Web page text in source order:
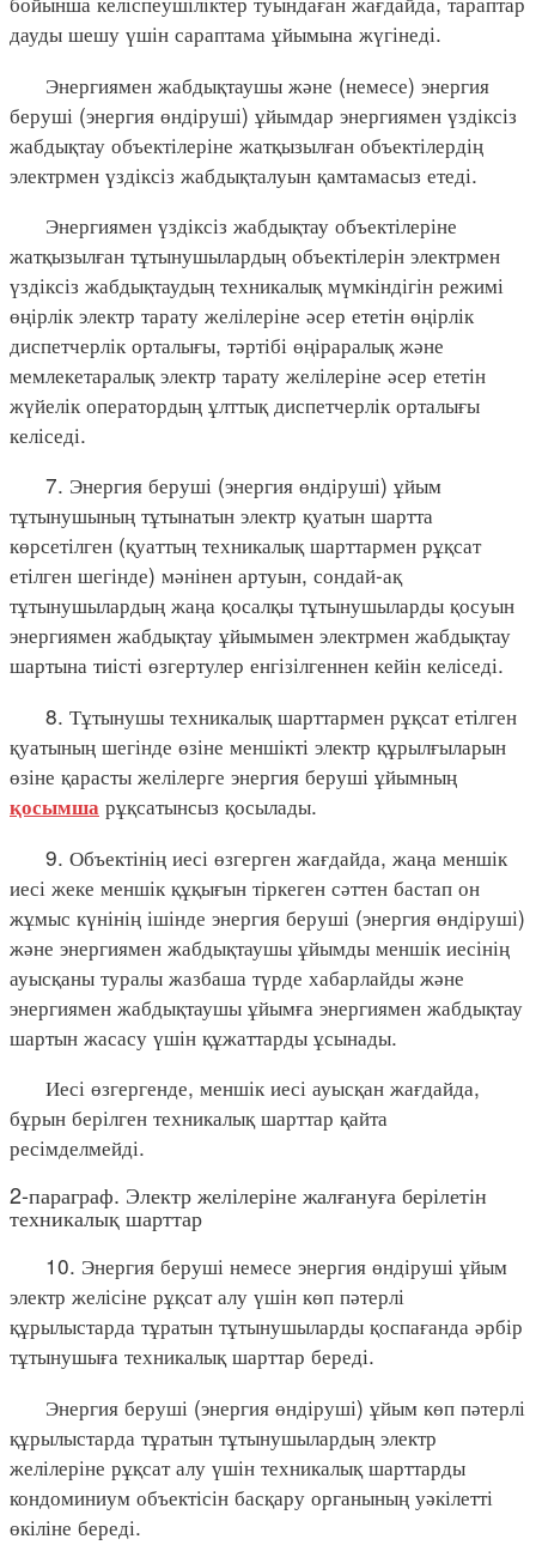
дауды шешу үшін сараптама ұйымына жүгінеді.
Энергиямен жабдықтаушы және (немесе) энергия
беруші (энергия өндіруші) ұйымдар энергиямен үздіксіз
жабдықтау объектілеріне жатқызылған объектілердің
электрмен үздіксіз жабдықталуын қамтамасыз етеді.
Энергиямен үздіксіз жабдықтау объектілеріне
жатқызылған тұтынушылардың объектілерін электрмен
үздіксіз жабдықтаудың техникалық мүмкіндігін режимі
өңірлік электр тарату желілеріне әсер ететін өңірлік
диспетчерлік орталығы, тәртібі өңіраралық және
мемлекетаралық электр тарату желілеріне әсер ететін
жүйелік оператордың ұлттық диспетчерлік орталығы
келіседі.
7. Энергия беруші (энергия өндіруші) ұйым
тұтынушының тұтынатын электр қуатын шартта
көрсетілген (қуаттың техникалық шарттармен рұқсат
етілген шегінде) мәнінен артуын, сондай-ақ
тұтынушылардың жаңа қосалқы тұтынушыларды қосуын
энергиямен жабдықтау ұйымымен электрмен жабдықтау
шартына тиісті өзгертулер енгізілгеннен кейін келіседі.
8. Тұтынушы техникалық шарттармен рұқсат етілген
қуатының шегінде өзіне меншікті электр құрылғыларын
өзіне қарасты желілерге энергия беруші ұйымның
қосымша рұқсатынсыз қосылады.
9. Объектінің иесі өзгерген жағдайда, жаңа меншік
иесі жеке меншік құқығын тіркеген сәттен бастап он
жұмыс күнінің ішінде энергия беруші (энергия өндіруші)
және энергиямен жабдықтаушы ұйымды меншік иесінің
ауысқаны туралы жазбаша түрде хабарлайды және
энергиямен жабдықтаушы ұйымға энергиямен жабдықтау
шартын жасасу үшін құжаттарды ұсынады.
Иесі өзгергенде, меншік иесі ауысқан жағдайда,
бұрын берілген техникалық шарттар қайта
ресімделмейді.
2-параграф. Электр желілеріне жалғануға берілетін
техникалық шарттар
10. Энергия беруші немесе энергия өндіруші ұйым
электр желісіне рұқсат алу үшін көп пәтерлі
құрылыстарда тұратын тұтынушыларды қоспағанда әрбір
тұтынушыға техникалық шарттар береді.
Энергия беруші (энергия өндіруші) ұйым көп пәтерлі
құрылыстарда тұратын тұтынушылардың электр
желілеріне рұқсат алу үшін техникалық шарттарды
кондоминиум объектісін басқару органының уәкілетті
өкіліне береді.